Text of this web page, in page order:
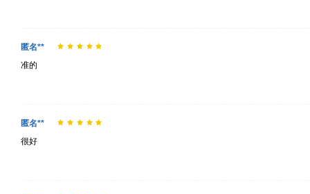
匿名**
准的
匿名**
很好